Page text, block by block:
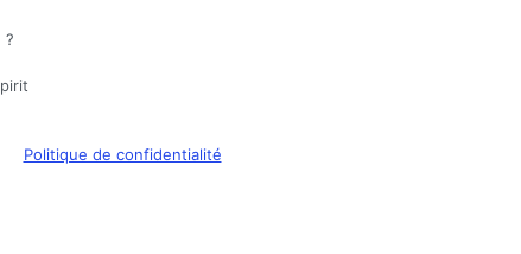
?
Politique de confidentialité